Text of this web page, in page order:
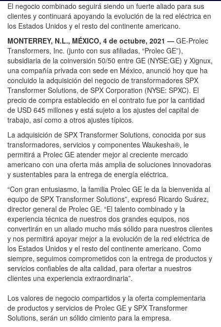
El negocio combinado seguirá siendo un fuerte aliado para sus
clientes y continuará apoyando la evolución de la red eléctrica en
los Estados Unidos y el resto del continente americano.
MONTERREY, N.L., MÉXICO, 4 de octubre, 2021 — GE-Prolec
Transformers, Inc. (junto con sus afiliadas, “Prolec GE”),
subsidiaria de la coinversión 50/50 entre GE (NYSE:GE) y Xignux,
una compañía privada con sede en México, anunció hoy que ha
concluido la adquisición del negocio de transformadores SPX
Transformer Solutions, de SPX Corporation (NYSE: SPXC). El
precio de compra establecido en el contrato fue por la cantidad
de USD 645 millones y está sujeto a los ajustes del capital de
trabajo, así como a otros ajustes típicos.
La adquisición de SPX Transformer Solutions, conocida por sus
transformadores, servicios y componentes Waukesha®, le
permitirá a Prolec GE atender mejor al creciente mercado
americano con una oferta más amplia de soluciones innovadoras
y sustentables para la entrega de energía eléctrica.
“Con gran entusiasmo, la familia Prolec GE le da la bienvenida al
equipo de SPX Transformer Solutions”, expresó Ricardo Suárez,
director general de Prolec GE. “El talento combinado y la
experiencia técnica de nuestros dos grandes equipos, nos
convertirán en un aliado mucho más sólido para nuestros clientes
y nos permitirá apoyar mejor a la evolución de la red eléctrica de
los Estados Unidos y el resto del continente americano. Como
siempre, seguimos comprometidos con la entrega de productos y
servicios confiables de alta calidad, para ofertar a nuestros
clientes una experiencia extraordinaria”.
Los valores de negocio compartidos y la oferta complementaria
de productos y servicios de Prolec GE y SPX Transformer
Solutions, serán un sólido cimiento para la empresa.